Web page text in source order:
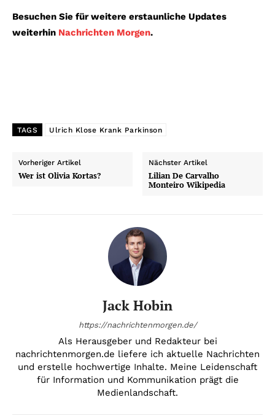
Besuchen Sie für weitere erstaunliche Updates
weiterhin Nachrichten Morgen.
TAGS Ulrich Klose Krank Parkinson
Vorheriger Artikel
Wer ist Olivia Kortas?
Nächster Artikel
Lilian De Carvalho
Monteiro Wikipedia
Jack Hobin
https://nachrichtenmorgen.de/
Als Herausgeber und Redakteur bei
nachrichtenmorgen.de liefere ich aktuelle Nachrichten
und erstelle hochwertige Inhalte. Meine Leidenschaft
für Information und Kommunikation prägt die
Medienlandschaft.